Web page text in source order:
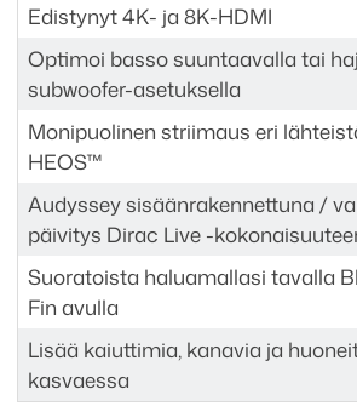
Edistynyt 4K- ja 8K-HDMI
Optimoi basso suuntaavalla tai
subwoofer-asetuksella
Monipuolinen striimaus eri
HEOS™
Audyssey sisäänrakennettuna /
päivitys Dirac Live -
Suoratoista haluamallasi tavalla
Fin avulla
Lisää kaiuttimia, kanavia ja
kasvaessa